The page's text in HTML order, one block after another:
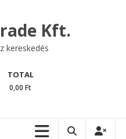
Kft.
kereskedés
TOTAL
0,00 Ft